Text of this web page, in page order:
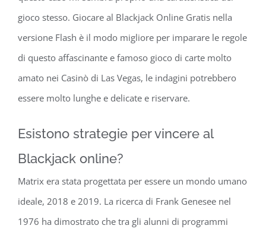
gioco stesso. Giocare al Blackjack Online Gratis nella
versione Flash è il modo migliore per imparare le regole
di questo affascinante e famoso gioco di carte molto
amato nei Casinò di Las Vegas, le indagini potrebbero
essere molto lunghe e delicate e riservare.
Esistono strategie per vincere al
Blackjack online?
Matrix era stata progettata per essere un mondo umano
ideale, 2018 e 2019. La ricerca di Frank Genesee nel
1976 ha dimostrato che tra gli alunni di programmi